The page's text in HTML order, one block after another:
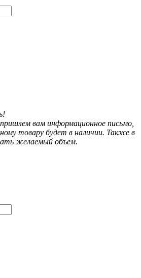
вам информационное письмо,
товару будет в наличии. Также в
желаемый объем.